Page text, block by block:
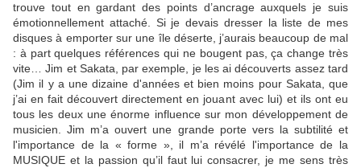
trouve tout en gardant des points d’ancrage auxquels je suis
émotionnellement attaché. Si je devais dresser la liste de mes
disques à emporter sur une île déserte, j’aurais beaucoup de mal
: à part quelques références qui ne bougent pas, ça change très
vite… Jim et Sakata, par exemple, je les ai découverts assez tard
(Jim il y a une dizaine d'années et bien moins pour Sakata, que
j’ai en fait découvert directement en jouant avec lui) et ils ont eu
tous les deux une énorme influence sur mon développement de
musicien. Jim m’a ouvert une grande porte vers la subtilité et
l'importance de la « forme », il m’a révélé l'importance de la
MUSIQUE et la passion qu’il faut lui consacrer, je me sens très